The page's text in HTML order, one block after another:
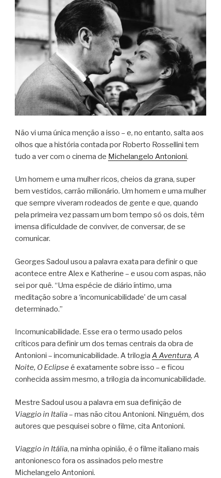
Não vi uma única menção a isso – e, no entanto, salta aos
olhos que a história contada por Roberto Rossellini tem
tudo a ver com o cinema de Michelangelo Antonioni.
Um homem e uma mulher ricos, cheios da grana, super
bem vestidos, carrão milionário. Um homem e uma mulher
que sempre viveram rodeados de gente e que, quando
pela primeira vez passam um bom tempo só os dois, têm
imensa dificuldade de conviver, de conversar, de se
comunicar.
Georges Sadoul usou a palavra exata para definir o que
acontece entre Alex e Katherine – e usou com aspas, não
sei por quê. “Uma espécie de diário íntimo, uma
meditação sobre a ‘incomunicabilidade’ de um casal
determinado.”
Incomunicabilidade. Esse era o termo usado pelos
críticos para definir um dos temas centrais da obra de
Antonioni – incomunicabilidade. A trilogia A Aventura, A
Noite, O Eclipse é exatamente sobre isso – e ficou
conhecida assim mesmo, a trilogia da incomunicabilidade.
Mestre Sadoul usou a palavra em sua definição de
Viaggio in Italia– mas não citou Antonioni. Ninguém, dos
autores que pesquisei sobre o filme, cita Antonioni.
Viaggio in Itália, na minha opinião, é o filme italiano mais
antonionesco fora os assinados pelo mestre
Michelangelo Antonioni.